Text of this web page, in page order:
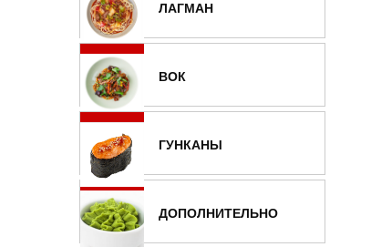
ЛАГМАН
ВОК
ГУНКАНЫ
ДОПОЛНИТЕЛЬНО